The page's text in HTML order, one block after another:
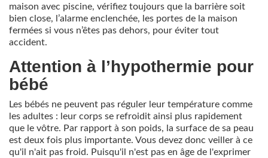
maison avec piscine, vérifiez toujours que la barrière soit
bien close, l’alarme enclenchée, les portes de la maison
fermées si vous n’êtes pas dehors, pour éviter tout
accident.
Attention à l’hypothermie pour
bébé
Les bébés ne peuvent pas réguler leur température comme
les adultes : leur corps se refroidit ainsi plus rapidement
que le vôtre. Par rapport à son poids, la surface de sa peau
est deux fois plus importante. Vous devez donc veiller à ce
qu'il n'ait pas froid. Puisqu'il n'est pas en âge de l'exprimer